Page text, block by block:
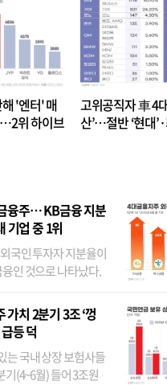
'엔터' 매
위 하이브
고위공직자 車 4
산’…절반 ‘현대
융주… KB금융 지분
기업 중 1위
국인 투자자 지분율이
인 것으로 나타났다.
지난달 말 기준 해외
가치 2분기 3조 ‘껑
등 덕
는 국내 상장 보험사들
기(4~6월) 들어 3조원